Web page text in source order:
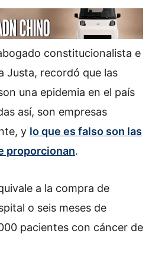
constitucionalista e
Justa, recordó que las
una epidemia en el país
así, son empresas
y lo que es falso son las
proporcionan.
a la compra de
o seis meses de
pacientes con cáncer de